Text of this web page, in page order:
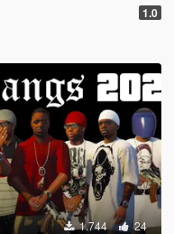
1.0
1.744 24